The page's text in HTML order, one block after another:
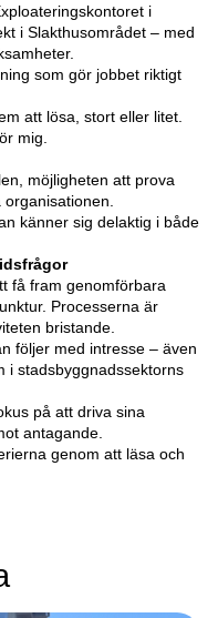
i
i Slakthusområdet – med
som gör jobbet riktigt
att lösa, stort eller litet.
mig.
möjligheten att prova
känner sig delaktig i både
få fram genomförbara
Processerna är
bristande.
följer med intresse – även
i stadsbyggnadssektorns
på att driva sina
antagande.
genom att läsa och